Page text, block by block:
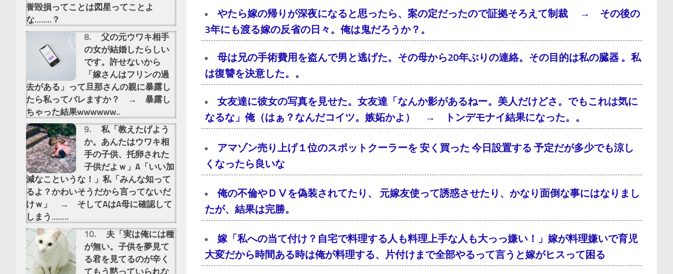
やたら嫁の帰りが深夜になると思ったら、案の定だったので証拠そろえて制裁 → その後の
3年にも渡る嫁の反省の日々。俺は鬼だろうか？。
母は兄の手術費用を盗んで男と逃げた。その母から20年ぶりの連絡。その目的は私の臓器 。私
は復讐を決意した。。
女友達に彼女の写真を見せた。女友達「なんか影があるねー。美人だけどさ。でもこれは気に
なるな」俺（はぁ？なんだコイツ。嫉妬かよ） → トンデモナイ結果になった。。
アマゾン売り上げ１位のスポットクーラーを 安く買った 今日設置する 予定だが多少でも涼し
くなったら良いな
俺の不倫やＤⅤを偽装されてたり、 元嫁友使って誘惑させたり、かなり面倒な事にはなりまし
たが、結果は完勝。
嫁「私への当て付け？自宅で料理する人も料理上手な人も大っっ嫌い！」嫁が料理嫌いで育児
大変だから時間ある時は俺が料理する、片付けまで全部やるって言うと嫁がヒスって困る
誉毀損ってことは図星ってことよ
な……..？
父の元ウワキ相手
の女が結婚したらしい
です。許せないから
「嫁さんはフリンの過
去がある」って旦那さんの親に暴露し
たら私ってバレますか？ → 暴露し
ちゃった結果wwwwww..
私「教えたげよう
か。あんたはウワキ相
手の子供、托卵された
子供だよｗ」A「いい加
減なこというな！」私「みんな知って
るよ？かわいそうだから言ってないだ
けｗ」 → そしてAはA母に確認して
しまう……..
夫「実は俺には種
が無い。子供を夢見て
る君を見てるのが辛く
てもう黙っていられな